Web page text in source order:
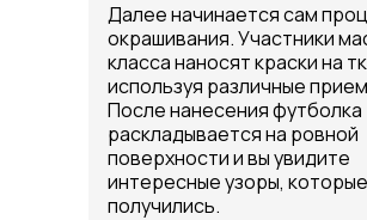
Далее начинается сам
окрашивания. Участники
класса наносят краски на
используя различные
После нанесения футболка
раскладывается на ровной
поверхности и вы увидите
интересные узоры, которые
получились.